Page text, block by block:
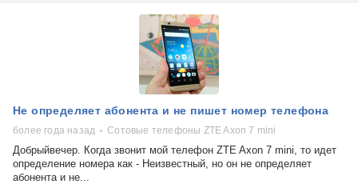
Не определяет абонента и не пишет номер телефона
более года назад Сотовые телефоны ZTE Axon 7 mini
Добрыйвечер. Когда звонит мой телефон ZTE Axon 7 mini, то идет
определение номера как - Неизвестный, но он не определяет
абонента и не...